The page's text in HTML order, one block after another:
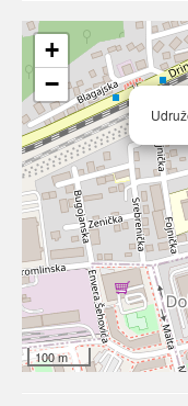
+
−
100 m